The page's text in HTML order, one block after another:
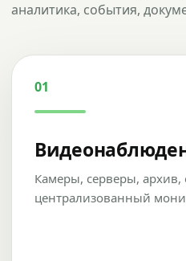
аналитика, события,
01
Камеры, серверы, архив,
централизованный